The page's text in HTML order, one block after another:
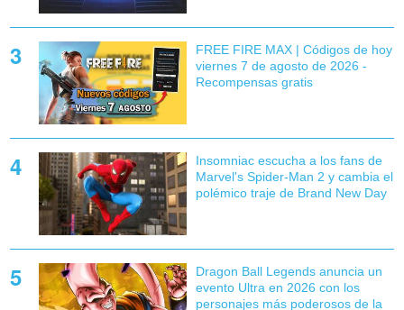
FREE FIRE MAX | Códigos de hoy
viernes 7 de agosto de 2026 -
Recompensas gratis
Insomniac escucha a los fans de
Marvel's Spider-Man 2 y cambia el
polémico traje de Brand New Day
Dragon Ball Legends anuncia un
evento Ultra en 2026 con los
personajes más poderosos de la